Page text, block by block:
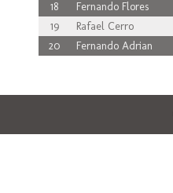
18
Fernando Flores
19
Rafael Cerro
20
Fernando Adrian